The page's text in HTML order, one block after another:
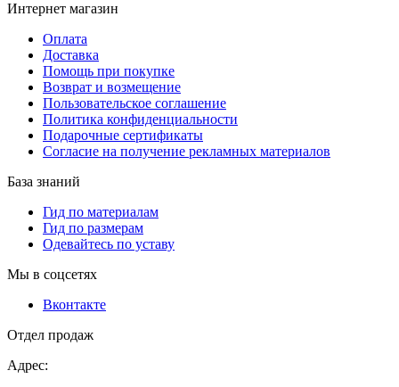
Интернет магазин
Оплата
Доставка
Помощь при покупке
Возврат и возмещение
Пользовательское соглашение
Политика конфиденциальности
Подарочные сертификаты
Согласие на получение рекламных материалов
База знаний
Гид по материалам
Гид по размерам
Одевайтесь по уставу
Мы в соцсетях
Вконтакте
Отдел продаж
Адрес: